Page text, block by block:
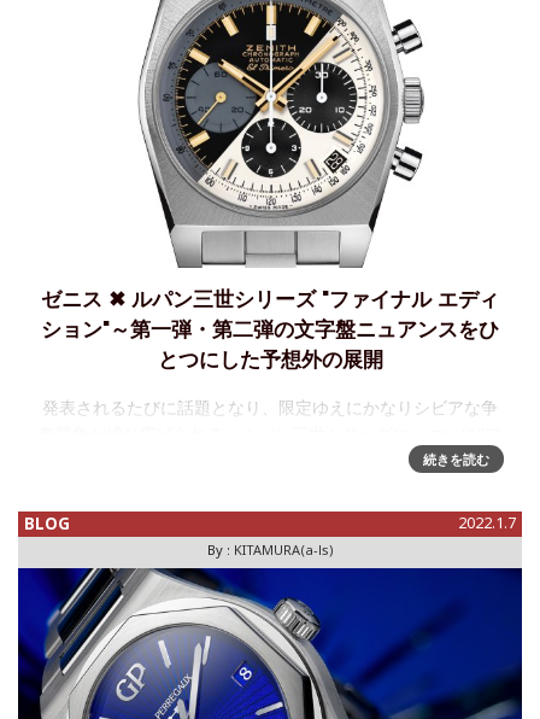
ゼニス ✖ ルパン三世シリーズ "ファイナル エディ
ション"～第一弾・第二弾の文字盤ニュアンスをひ
とつにした予想外の展開
発表されるたびに話題となり、限定ゆえにかなりシビアな争
ァイナル・エディション"と銘打たれた最終限定モデルとなる
ョン」が発表され
続きを読む
BLOG 2022.1.7
By : KITAMURA(a-ls)